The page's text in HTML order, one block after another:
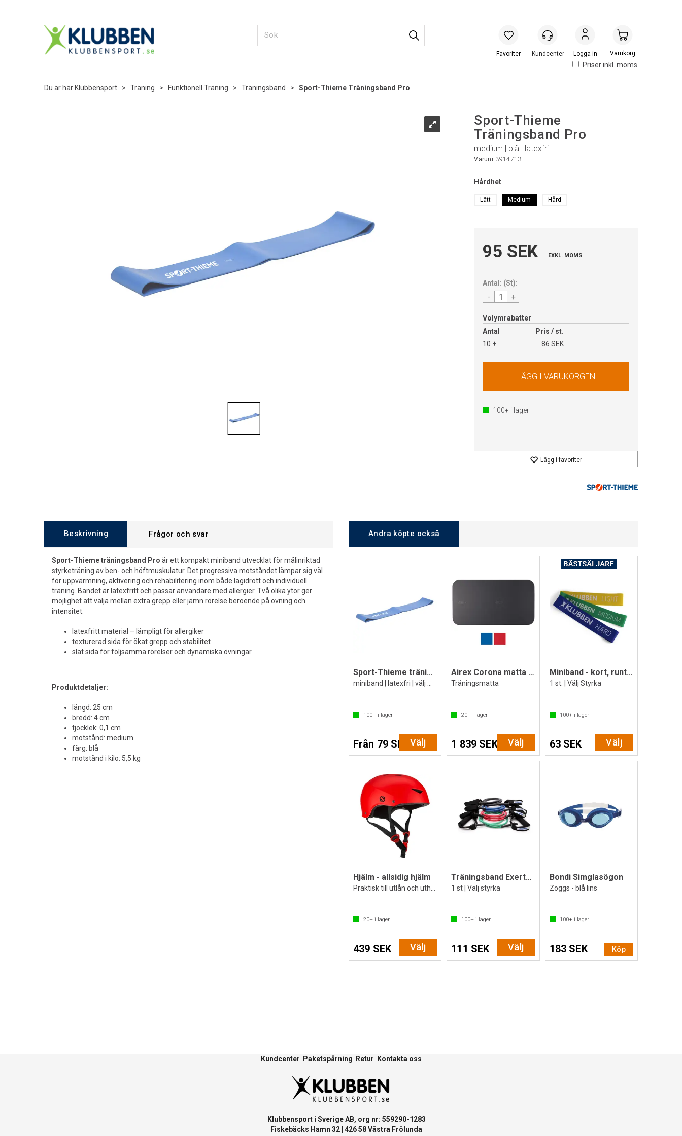
Priser inkl. moms
Logga in Handlevogn
Du är här Klubbensport > Träning > Funktionell Träning > Träningsband > Sport-Thieme Träningsband Pro
Sport-Thieme
Träningsband Pro
medium | blå | latexfri
Varunr:3914713
Hårdhet
Lätt Medium Hård
95 SEK EXKL. MOMS
Antal: (St):
- +
Volymrabatter
Antal
Pris / st.
10 +
86 SEK
100+ i lager
Lägg i favoriter
Beskrivning Frågor och svar
Sport-Thieme träningsband Pro är ett kompakt miniband utvecklat för målinriktad
styrketräning av ben- och höftmuskulatur. Det progressiva motståndet lämpar sig väl
för uppvärmning, aktivering och rehabilitering inom både lagidrott och individuell
träning. Bandet är latexfritt och passar användare med allergier. Två olika ytor ger
möjlighet att välja mellan extra grepp eller jämn rörelse beroende på övning och
intensitet.
latexfritt material – lämpligt för allergiker
texturerad sida för ökat grepp och stabilitet
slät sida för följsamma rörelser och dynamiska övningar
Produktdetaljer:
längd: 25 cm
bredd: 4 cm
tjocklek: 0,1 cm
motstånd: medium
färg: blå
motstånd i kilo: 5,5 kg
Andra köpte också
Sport-Thieme träningsband Pro
100+ i lager
Från 79 SEK Välj
Airex Corona matta 185x100x1,5 cm
Träningsmatta
20+ i lager
1 839 SEK Välj
Miniband - kort, runt träningsband
1 st. | Välj Styrka
100+i lager
63 SEK Välj
Hjälm - allsidig hjälm
20+ i lager
439 SEK Välj
Träningsband Exertube med handtag
1 st | Välj styrka
100+ i lager
111 SEK Välj
Bondi Simglasögon
Zoggs - blå lins
100+i lager
183 SEK Köp
Kundcenter Paketspårning Retur Kontakta oss
Klubbensport i Sverige AB, org nr: 559290-1283
Fiskebäcks Hamn 32 | 426 58 Västra Frölunda